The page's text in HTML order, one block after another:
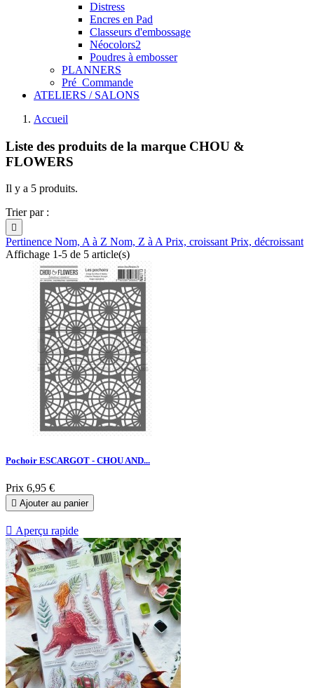
Distress
Encres en Pad
Classeurs d'embossage
Néocolors2
Poudres à embosser
PLANNERS
Pré_Commande
ATELIERS / SALONS
Accueil
Liste des produits de la marque CHOU &
FLOWERS
Il y a 5 produits.
Trier par :

Pertinence Nom, A à Z Nom, Z à APrix, croissantPrix, décroissant
Affichage 1-5 de 5 article(s)
Pochoir ESCARGOT - CHOU AND...
Prix 6,95 €
 Ajouter au panier
 Aperçu rapide